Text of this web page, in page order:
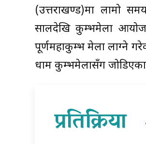
(उत्तराखण्ड)मा लामो
सालदेखि कुम्भमेला
पूर्णमहाकुम्भ मेला लाग्ने
धाम कुम्भमेलासँग
प्रतिक्रिया